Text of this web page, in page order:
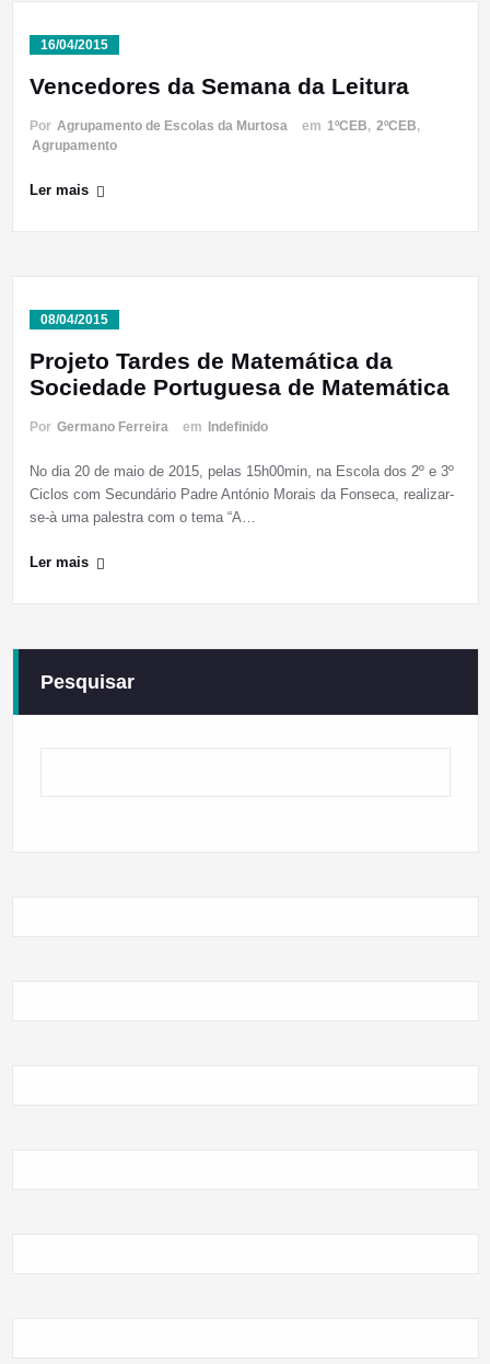
16/04/2015
Vencedores da Semana da Leitura
Por Agrupamento de Escolas da Murtosa em 1ºCEB, 2ºCEB,
Agrupamento
Ler mais
08/04/2015
Projeto Tardes de Matemática da
Sociedade Portuguesa de Matemática
Por Germano Ferreira em Indefinido
No dia 20 de maio de 2015, pelas 15h00min, na Escola dos 2º e 3º
Ciclos com Secundário Padre António Morais da Fonseca, realizar-
se-à uma palestra com o tema “A…
Ler mais
Pesquisar